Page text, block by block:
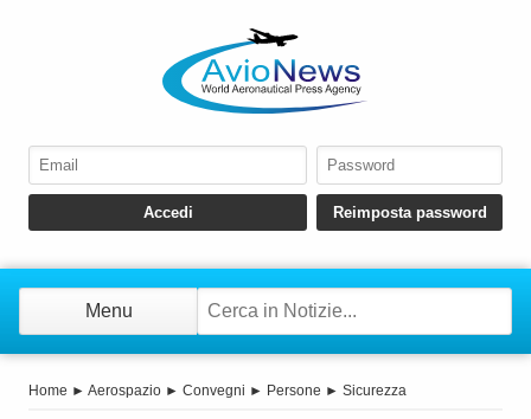
Menu
Home ► Aerospazio ► Convegni ► Persone ► Sicurezza